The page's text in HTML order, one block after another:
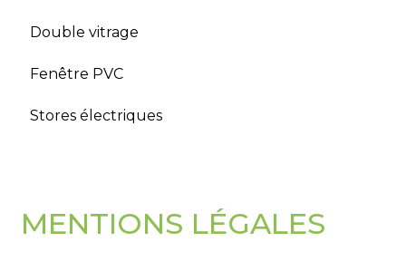
Double vitrage
Fenêtre PVC
Stores électriques
MENTIONS LÉGALES